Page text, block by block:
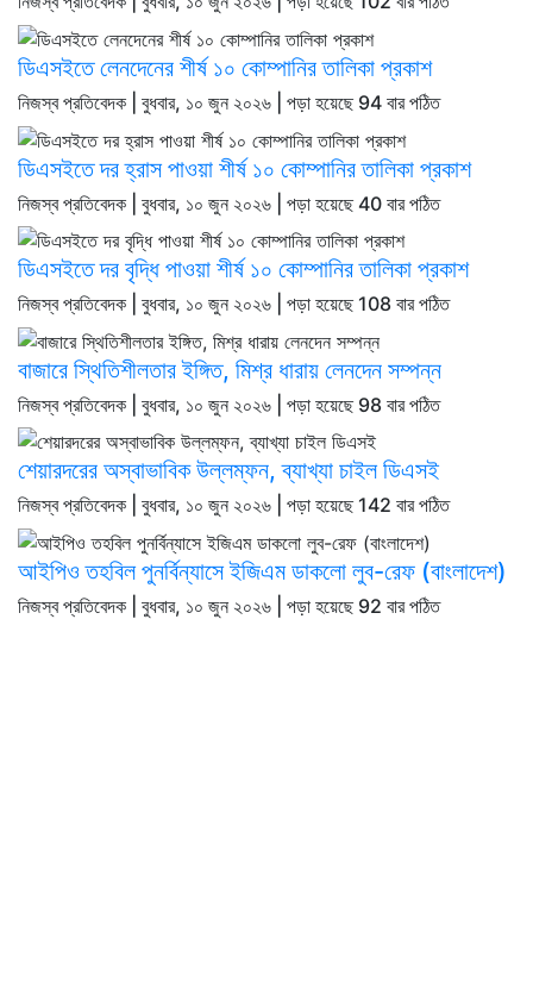
ডিএসইতে লেনদেনের শীর্ষ ১০ কোম্পানির তালিকা প্রকাশ
নিজস্ব প্রতিবেদক | বুধবার, ১০ জুন ২০২৬ | পড়া হয়েছে 94 বার পঠিত
ডিএসইতে দর হ্রাস পাওয়া শীর্ষ ১০ কোম্পানির তালিকা প্রকাশ
নিজস্ব প্রতিবেদক | বুধবার, ১০ জুন ২০২৬ | পড়া হয়েছে 40 বার পঠিত
ডিএসইতে দর বৃদ্ধি পাওয়া শীর্ষ ১০ কোম্পানির তালিকা প্রকাশ
নিজস্ব প্রতিবেদক | বুধবার, ১০ জুন ২০২৬ | পড়া হয়েছে 108 বার পঠিত
বাজারে স্থিতিশীলতার ইঙ্গিত, মিশ্র ধারায় লেনদেন সম্পন্ন
নিজস্ব প্রতিবেদক | বুধবার, ১০ জুন ২০২৬ | পড়া হয়েছে 98 বার পঠিত
শেয়ারদরের অস্বাভাবিক উল্লম্ফন, ব্যাখ্যা চাইল ডিএসই
নিজস্ব প্রতিবেদক | বুধবার, ১০ জুন ২০২৬ | পড়া হয়েছে 142 বার পঠিত
আইপিও তহবিল পুনর্বিন্যাসে ইজিএম ডাকলো লুব-রেফ (বাংলাদেশ)
নিজস্ব প্রতিবেদক | বুধবার, ১০ জুন ২০২৬ | পড়া হয়েছে 92 বার পঠিত